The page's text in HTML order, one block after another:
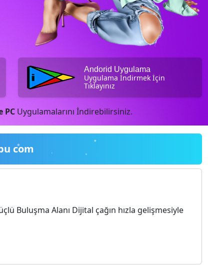
Andorid Uygulama
Uygulama İndirmek İçin
Tıklayınız
PC Uygulamalarını İndirebilirsiniz.
com
Buluşma Alanı Dijital çağın hızla gelişmesiyle